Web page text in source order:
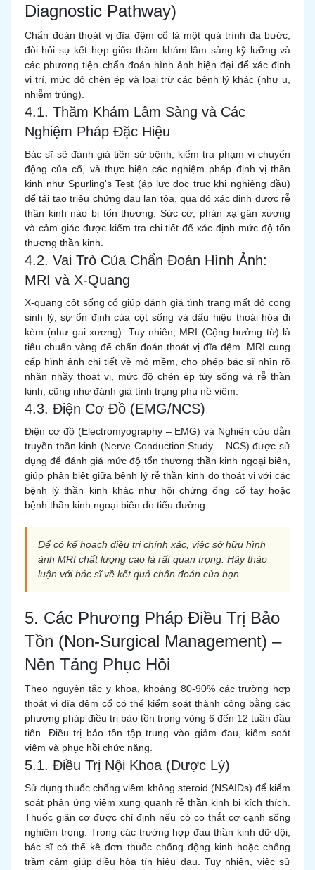
Diagnostic Pathway)
Chẩn đoán thoát vị đĩa đệm cổ là một quá trình đa bước,
đòi hỏi sự kết hợp giữa thăm khám lâm sàng kỹ lưỡng và
các phương tiện chẩn đoán hình ảnh hiện đại để xác định
vị trí, mức độ chèn ép và loại trừ các bệnh lý khác (như u,
nhiễm trùng).
4.1. Thăm Khám Lâm Sàng và Các
Nghiệm Pháp Đặc Hiệu
Bác sĩ sẽ đánh giá tiền sử bệnh, kiểm tra phạm vi chuyển
động của cổ, và thực hiện các nghiệm pháp định vị thần
kinh như Spurling's Test (áp lực dọc trục khi nghiêng đầu)
để tái tạo triệu chứng đau lan tỏa, qua đó xác định được rễ
thần kinh nào bị tổn thương. Sức cơ, phản xạ gân xương
và cảm giác được kiểm tra chi tiết để xác định mức độ tổn
thương thần kinh.
4.2. Vai Trò Của Chẩn Đoán Hình Ảnh:
MRI và X-Quang
X-quang cột sống cổ giúp đánh giá tình trạng mất độ cong
sinh lý, sự ổn định của cột sống và dấu hiệu thoái hóa đi
kèm (như gai xương). Tuy nhiên, MRI (Cộng hưởng từ) là
tiêu chuẩn vàng để chẩn đoán thoát vị đĩa đệm. MRI cung
cấp hình ảnh chi tiết về mô mềm, cho phép bác sĩ nhìn rõ
nhân nhầy thoát vị, mức độ chèn ép tủy sống và rễ thần
kinh, cũng như đánh giá tình trạng phù nề viêm.
4.3. Điện Cơ Đồ (EMG/NCS)
Điện cơ đồ (Electromyography – EMG) và Nghiên cứu dẫn
truyền thần kinh (Nerve Conduction Study – NCS) được sử
dụng để đánh giá mức độ tổn thương thần kinh ngoại biên,
giúp phân biệt giữa bệnh lý rễ thần kinh do thoát vị với các
bệnh lý thần kinh khác như hội chứng ống cổ tay hoặc
bệnh thần kinh ngoại biên do tiểu đường.
Để có kế hoạch điều trị chính xác, việc sở hữu hình
ảnh MRI chất lượng cao là rất quan trọng. Hãy thảo
luận với bác sĩ về kết quả chẩn đoán của bạn.
5. Các Phương Pháp Điều Trị Bảo
Tồn (Non-Surgical Management) –
Nền Tảng Phục Hồi
Theo nguyên tắc y khoa, khoảng 80-90% các trường hợp
thoát vị đĩa đệm cổ có thể kiểm soát thành công bằng các
phương pháp điều trị bảo tồn trong vòng 6 đến 12 tuần đầu
tiên. Điều trị bảo tồn tập trung vào giảm đau, kiểm soát
viêm và phục hồi chức năng.
5.1. Điều Trị Nội Khoa (Dược Lý)
Sử dụng thuốc chống viêm không steroid (NSAIDs) để kiểm
soát phản ứng viêm xung quanh rễ thần kinh bị kích thích.
Thuốc giãn cơ được chỉ định nếu có co thắt cơ cạnh sống
nghiêm trọng. Trong các trường hợp đau thần kinh dữ dội,
bác sĩ có thể kê đơn thuốc chống động kinh hoặc chống
trầm cảm giúp điều hòa tín hiệu đau. Tuy nhiên, việc sử